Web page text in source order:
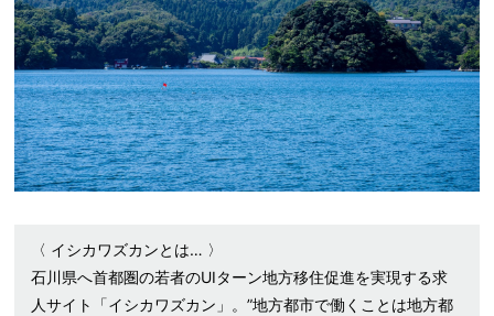
〈 イシカワズカンとは… 〉
石川県へ首都圏の若者のUIターン地方移住促進を実現する求
人サイト「イシカワズカン」。”地方都市で働くことは地方都